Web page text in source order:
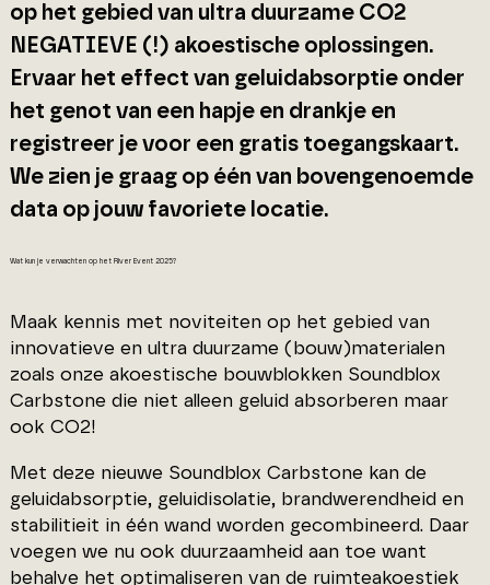
op het gebied van ultra duurzame CO2
NEGATIEVE (!) akoestische oplossingen.
Ervaar het effect van geluidabsorptie onder
het genot van een hapje en drankje en
registreer je voor een gratis toegangskaart.
We zien je graag op één van bovengenoemde
data op jouw favoriete locatie.
Wat kun je verwachten op het River Event 2025?
Maak kennis met noviteiten op het gebied van
innovatieve en ultra duurzame (bouw)materialen
zoals onze akoestische bouwblokken Soundblox
Carbstone die niet alleen geluid absorberen maar
ook CO2!
Met deze nieuwe Soundblox Carbstone kan de
geluidabsorptie, geluidisolatie, brandwerendheid en
stabilitieit in één wand worden gecombineerd. Daar
voegen we nu ook duurzaamheid aan toe want
behalve het optimaliseren van de ruimteakoestiek